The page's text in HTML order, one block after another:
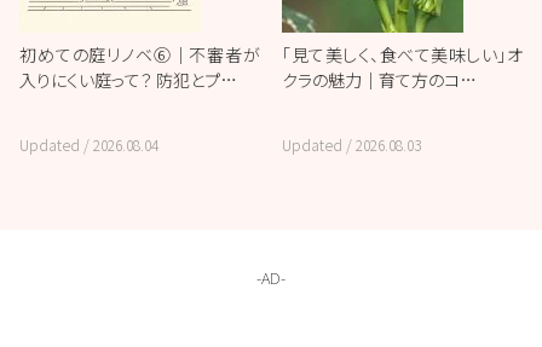
初めての庭リノベ⑥｜不審者が
入りにくい庭って？ 防犯とプ…
Updated /2026.08.04
「見て美しく、食べて美味しい」オ
クラの魅力｜育て方のコ…
Updated /2026.08.03